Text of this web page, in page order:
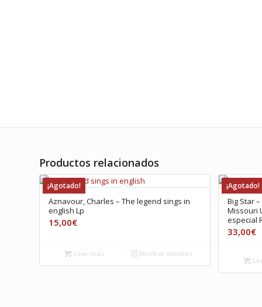
Productos relacionados
¡Agotado!
Aznavour, Charles – The legend sings in
english Lp
15,00€
Leer más Mostrar detalles
¡Agotado!
Big Star
Missouri
especial
33,00€